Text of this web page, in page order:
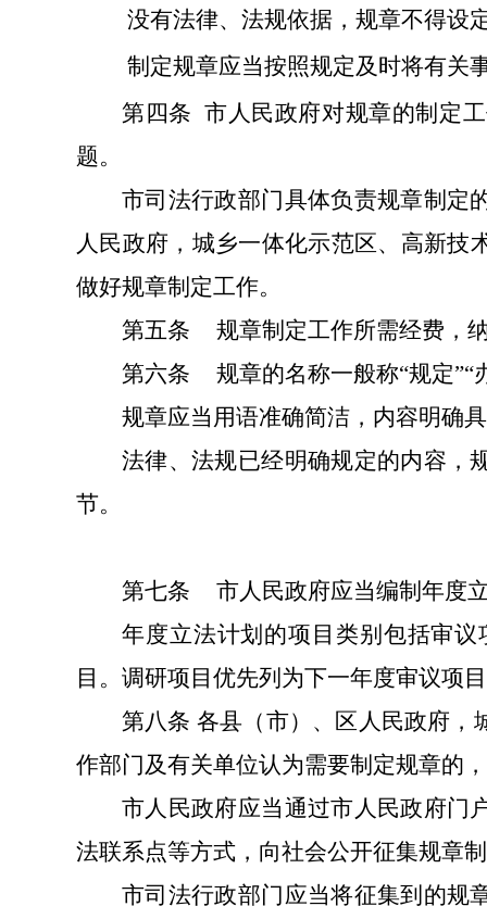
没有法律、法规依据，规章不得设
制定规章应当按照规定及时将有关
第四条 市人民政府对规章的制定
题。
市司法行政部门具体负责规章制定
人民政府，城乡一体化示范区、高新技
做好规章制定工作。
第五条
规章制定工作所需经费，
第六条
规章的名称一般称“规定”“
规章应当用语准确简洁，内容明确
法律、法规已经明确规定的内容，
节。
第七条
市人民政府应当编制年度
年度立法计划的项目类别包括审
目。调研项目优先列为下一年度审议项
第八条 各县（市）、区人民政府，
作部门及有关单位认为需要制定规章的
市人民政府应当通过市人民政府门
法联系点等方式，向社会公开征集规章
市司法行政部门应当将征集到的规